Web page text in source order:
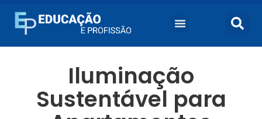
Iluminação
Sustentável para